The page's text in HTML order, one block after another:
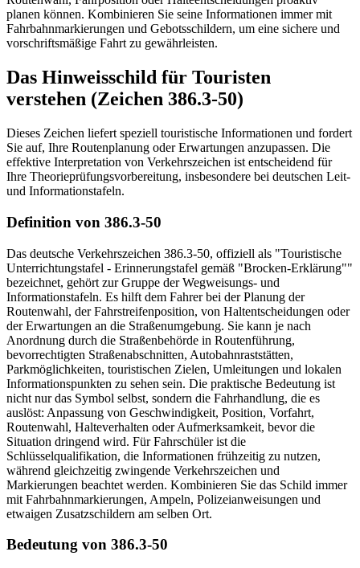
planen können. Kombinieren Sie seine Informationen immer mit
Fahrbahnmarkierungen und Gebotsschildern, um eine sichere und
vorschriftsmäßige Fahrt zu gewährleisten.
Das Hinweisschild für Touristen
verstehen (Zeichen 386.3-50)
Dieses Zeichen liefert speziell touristische Informationen und fordert
Sie auf, Ihre Routenplanung oder Erwartungen anzupassen. Die
effektive Interpretation von Verkehrszeichen ist entscheidend für
Ihre Theorieprüfungsvorbereitung, insbesondere bei deutschen Leit-
und Informationstafeln.
Definition von 386.3-50
Das deutsche Verkehrszeichen 386.3-50, offiziell als "Touristische
Unterrichtungstafel - Erinnerungstafel gemäß "Brocken-Erklärung""
bezeichnet, gehört zur Gruppe der Wegweisungs- und
Informationstafeln. Es hilft dem Fahrer bei der Planung der
Routenwahl, der Fahrstreifenposition, von Haltentscheidungen oder
der Erwartungen an die Straßenumgebung. Sie kann je nach
Anordnung durch die Straßenbehörde in Routenführung,
bevorrechtigten Straßenabschnitten, Autobahnraststätten,
Parkmöglichkeiten, touristischen Zielen, Umleitungen und lokalen
Informationspunkten zu sehen sein. Die praktische Bedeutung ist
nicht nur das Symbol selbst, sondern die Fahrhandlung, die es
auslöst: Anpassung von Geschwindigkeit, Position, Vorfahrt,
Routenwahl, Halteverhalten oder Aufmerksamkeit, bevor die
Situation dringend wird. Für Fahrschüler ist die
Schlüsselqualifikation, die Informationen frühzeitig zu nutzen,
während gleichzeitig zwingende Verkehrszeichen und
Markierungen beachtet werden. Kombinieren Sie das Schild immer
mit Fahrbahnmarkierungen, Ampeln, Polizeianweisungen und
etwaigen Zusatzschildern am selben Ort.
Bedeutung von 386.3-50